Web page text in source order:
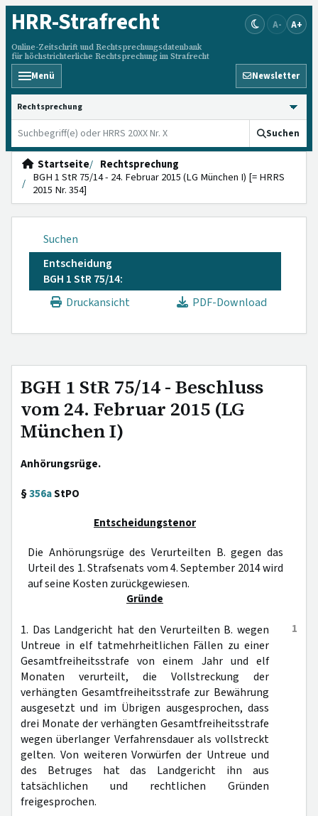
HRR-Strafrecht
Online-Zeitschrift und Rechtsprechungsdatenbank
für höchstrichterliche Rechtsprechung im Strafrecht
A- A+
Menü Newsletter
HRRS durchsuchen
Suchen
Startseite
Rechtsprechung
BGH 1 StR 75/14 - 24. Februar 2015 (LG München I) [= HRRS
2015 Nr. 354]
Suchen
Entscheidung
BGH 1 StR 75/14:
Druckansicht
PDF-Download
BGH 1 StR 75/14 - Beschluss
vom 24. Februar 2015 (LG
München I)
Anhörungsrüge.
§356aStPO
Entscheidungstenor
Die Anhörungsrüge des Verurteilten B. gegen das
Urteil des 1. Strafsenats vom 4. September 2014 wird
auf seine Kosten zurückgewiesen.
Gründe
1
1. Das Landgericht hat den Verurteilten B. wegen
Untreue in elf tatmehrheitlichen Fällen zu einer
Gesamtfreiheitsstrafe von einem Jahr und elf
Monaten verurteilt, die Vollstreckung der
verhängten Gesamtfreiheitsstrafe zur Bewährung
ausgesetzt und im Übrigen ausgesprochen, dass
drei Monate der verhängten Gesamtfreiheitsstrafe
wegen überlanger Verfahrensdauer als vollstreckt
gelten. Von weiteren Vorwürfen der Untreue und
des Betruges hat das Landgericht ihn aus
tatsächlichen und rechtlichen Gründen
freigesprochen.